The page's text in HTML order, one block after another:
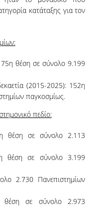
κατάταξης για τον
η θέση σε σύνολο 9.199
(2015-2025): 152η
παγκοσμίως.
πεδίο:
ηθέση σε σύνολο 2.113
θέση σε σύνολο 3.199
2.730 Πανεπιστημίων
σε σύνολο 2.973